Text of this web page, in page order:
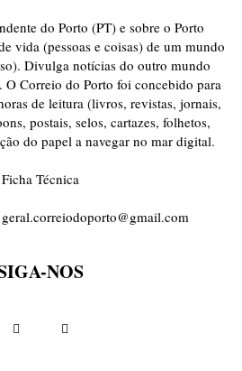
do Porto (PT) e sobre o Porto
vida (pessoas e coisas) de um mundo
Divulga notícias do outro mundo
O Correio do Porto foi concebido para
de leitura (livros, revistas, jornais,
postais, selos, cartazes, folhetos,
do papel a navegar no mar digital.
Ficha Técnica
geral.correiodoporto@gmail.com
NOS